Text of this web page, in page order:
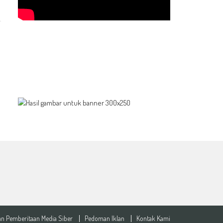
Pemberitaan Media Siber Pedoman Iklan Kontak Kami